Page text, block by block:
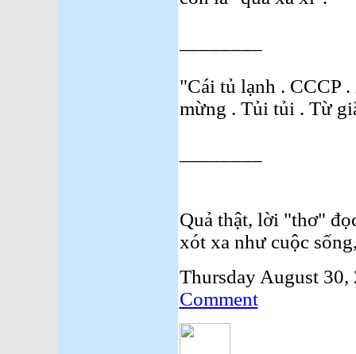
"Cái tủ lạnh . CCCP
mừng . Tủi tủi . Từ
Quả thật, lời "thơ"
xót xa như cuộc
Thursday August
Comment